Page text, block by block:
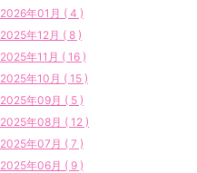
2026年01月 ( 4 )
2025年12月 ( 8 )
2025年11月 ( 16 )
2025年10月 ( 15 )
2025年09月 ( 5 )
2025年08月 ( 12 )
2025年07月 ( 7 )
2025年06月 ( 9 )